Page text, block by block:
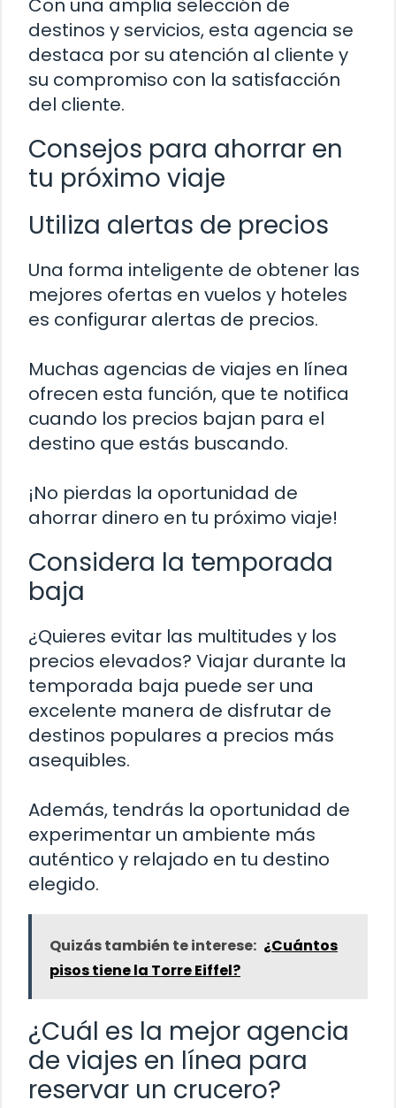
Con una amplia selección de
destinos y servicios, esta agencia se
destaca por su atención al cliente y
su compromiso con la satisfacción
del cliente.
Consejos para ahorrar en
tu próximo viaje
Utiliza alertas de precios
Una forma inteligente de obtener las
mejores ofertas en vuelos y hoteles
es configurar alertas de precios.
Muchas agencias de viajes en línea
ofrecen esta función, que te notifica
cuando los precios bajan para el
destino que estás buscando.
¡No pierdas la oportunidad de
ahorrar dinero en tu próximo viaje!
Considera la temporada
baja
¿Quieres evitar las multitudes y los
precios elevados? Viajar durante la
temporada baja puede ser una
excelente manera de disfrutar de
destinos populares a precios más
asequibles.
Además, tendrás la oportunidad de
experimentar un ambiente más
auténtico y relajado en tu destino
elegido.
Quizás también te interese: ¿Cuántos
pisos tiene la Torre Eiffel?
¿Cuál es la mejor agencia
de viajes en línea para
reservar un crucero?